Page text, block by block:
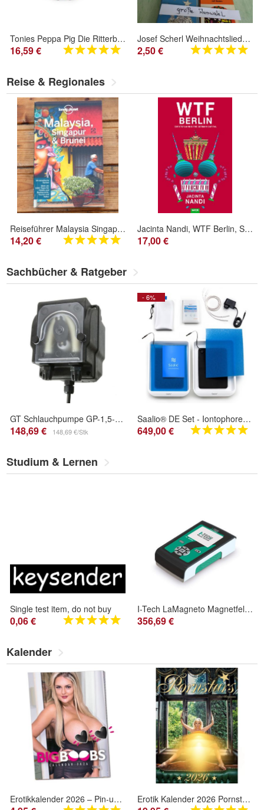
Tonies Peppa Pig Die Ritterburg Wutz Hörspiel ab 3 Jahren
16,59 €
Josef Scherl Weihnachtslieder mit Noten Lieder Weihnachtszeit Fröhliche Kinderlieder
2,50 €
Reise & Regionales
Reiseführer Malaysia Singapur Brunei - Lonely Planet - mit Karte - ISBN 9783829748049
14,20 €
Jacinta Nandi, WTF Berlin, Satyr Verlag
17,00 €
Sachbücher & Ratgeber
GT Schlauchpumpe GP-1,5-B Pool IP65 Set
148,69 € 148,69 €/Stk
- 6%
Saalio® DE Set - Iontophorese gegen Schwitzen an Händen und Füßen
649,00 €
Studium & Lernen
Single test item, do not buy
0,06 €
I-Tech LaMagneto Magnetfeldtherapiegerät 46 Programme Niederfrequenz Heim
356,69 €
Kalender
Erotikkalender 2026 – Pin-up Big Boobs Kalender - Frauen mit großen Rundungen Erotik Kalender 2026 Pornstars Wandkalender DIN A3